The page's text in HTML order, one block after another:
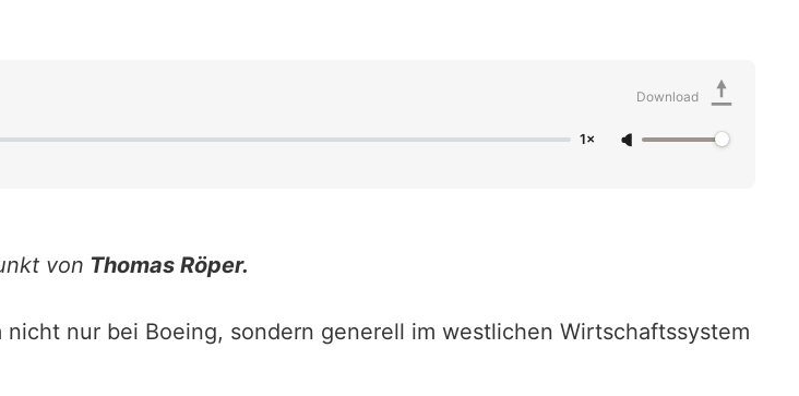
1×
Download
von Thomas Röper.
nur bei Boeing, sondern generell im westlichen Wirtschaftssystem